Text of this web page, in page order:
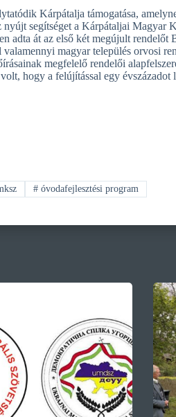
Kárpátalja támogatása,
segítséget a Kárpátaljai Magyar
át az első két megújult rendelőt
magyar település orvosi
megfelelő rendelői
hogy a felújítással egy évszázadot
# óvodafejlesztési program